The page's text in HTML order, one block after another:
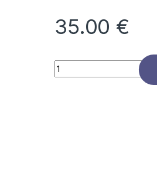
35.00 €
Quantity